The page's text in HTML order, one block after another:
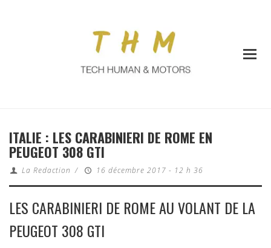
ITALIE : LES CARABINIERI DE ROME EN
PEUGEOT 308 GTI
La Redaction / 16 décembre 2017 - 12 h 36
LES CARABINIERI DE ROME AU VOLANT DE LA
PEUGEOT 308 GTI